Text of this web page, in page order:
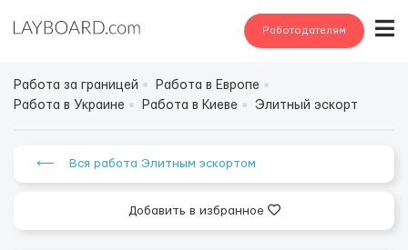
Работодателям
Работа за границей
Работа в Европе
Работа в Украине
Работа в Киеве Элитный эскорт
⟵ Вся работа Элитным эскортом
Добавить в избранное